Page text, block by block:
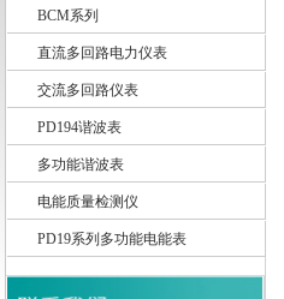
江苏斯菲尔电气股份有限公司
BCM系列
直流多回路电力仪表
交流多回路仪表
PD194谐波表
多功能谐波表
电能质量检测仪
PD19系列多功能电能表